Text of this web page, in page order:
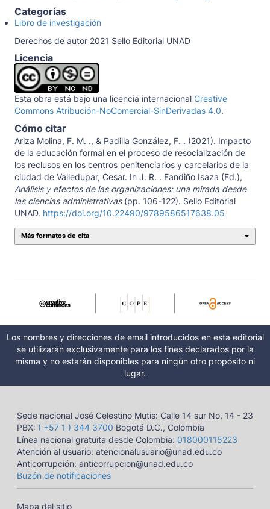
Categorías
Libro de investigación
Derechos de autor 2021 Sello Editorial UNAD
Licencia
Esta obra está bajo una licencia internacional Creative
Commons Atribución-NoComercial-SinDerivadas 4.0.
Cómo citar
Ariza Molina, F. M. ., & Padilla González, F. . (2021). Impacto
de la educación formal en el proceso de resocialización de
los reclusos en los centros penitenciarios y carcelarios de la
ciudad de Valledupar, Cesar. In J. R. . Fandiño Isaza (Ed.),
Análisis y efectos de las organizaciones: una mirada desde
las ciencias administrativas(pp. 106-122). Sello Editorial
UNAD. https://doi.org/10.22490/9789586517638.05
Más formatos de cita
Los nombres y direcciones de email introducidos en esta editorial
se utilizarán exclusivamente para los fines declarados por la
misma y no estarán disponibles para ningún otro propósito ni
lugar.
Sede nacional José Celestino Mutis: Calle 14 sur No. 14 - 23
PBX: ( +57 1 ) 344 3700 Bogotá D.C., Colombia
Línea nacional gratuita desde Colombia: 018000115223
Atención al usuario: atencionalusuario@unad.edu.co
Anticorrupción: anticorrupcion@unad.edu.co
Buzón de notificaciones
Mapa del sitio